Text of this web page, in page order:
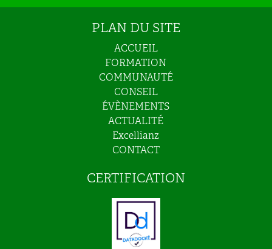
PLAN DU SITE
ACCUEIL
FORMATION
COMMUNAUTÉ
CONSEIL
ÉVÈNEMENTS
ACTUALITÉ
Excellianz
CONTACT
CERTIFICATION